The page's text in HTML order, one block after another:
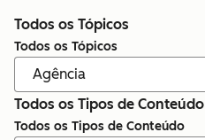
Todos os Tópicos
Todos os Tópicos
Todos os Tipos de Conteúdo
Todos os Tipos de Conteúdo